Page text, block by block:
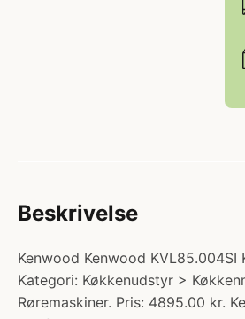
Beskrivelse
Kenwood Kenwood KVL85.004SI
Kategori: Køkkenudstyr >
Røremaskiner. Pris: 4895.00 kr.